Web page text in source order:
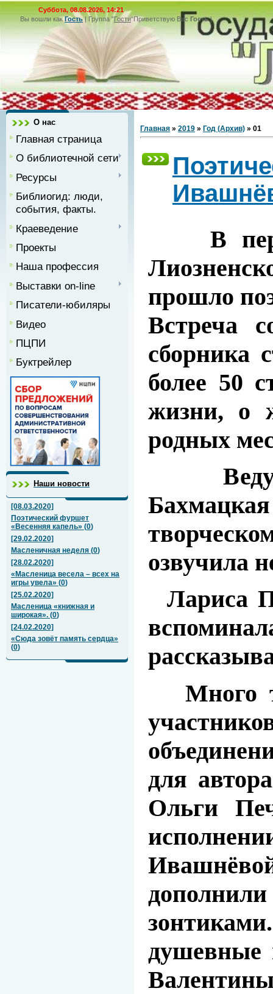
Суббота, 08.08.2026, 14:21
Вы вошли как Гость|Группа"Гости"Приветствую Вас Гость|
О нас
Главная страница
О библиотечной сети
Ресурсы
Библиогид: люди,
события, факты.
Краеведение
Проекты
Наша профессия
Выставки on-line
Писатели-юбиляры
Видео
ПЦПИ
Буктрейлер
Наши новости
[08.03.2020]
Поэтический фуршет
«Весенняя капель» (0)
[29.02.2020]
Масленичная неделя (0)
[28.02.2020]
«Масленица весела – всех на
игры увела» (0)
[25.02.2020]
Масленица «книжная и
широкая». (0)
[24.02.2020]
«Сюда зовёт память сердца»
(0)
Главная » 2019 » Год (Архив) » 01
В
прошло
Встреча
сборника
более 50
жизни, о
родных
Бахмацкая
озвучила
Лариса
Много
для
Ольги
душевные